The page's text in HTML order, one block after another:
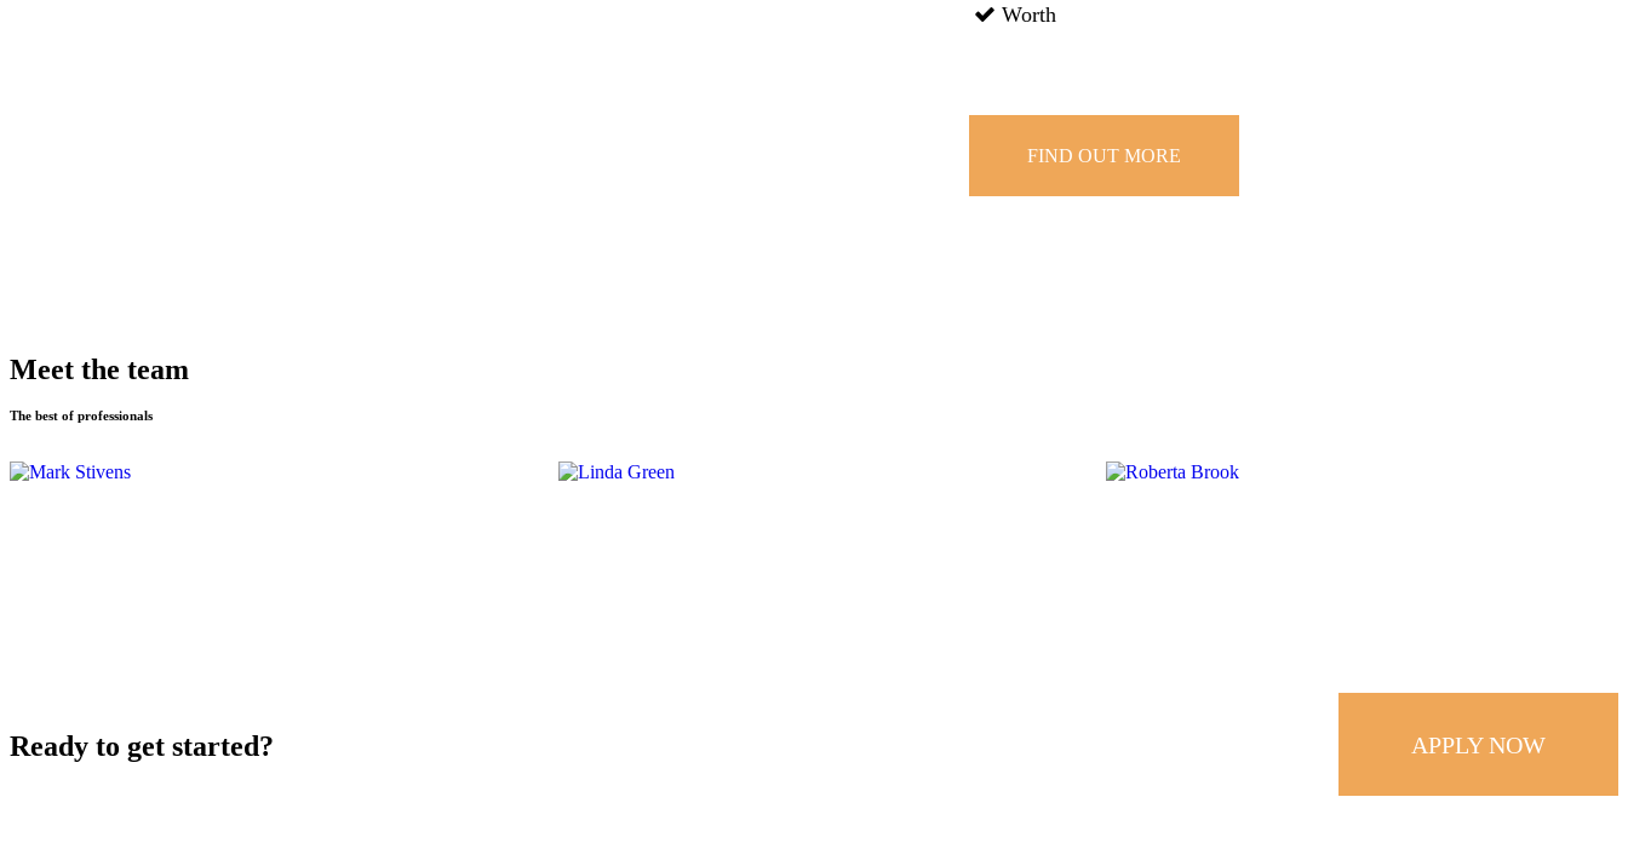
Worth
FIND OUT MORE
Meet the team
The best of professionals
Ready to get started? APPLY NOW